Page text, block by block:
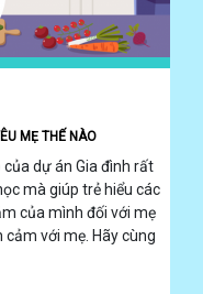
MẸ THẾ NÀO
của dự án Gia đình rất
mà giúp trẻ hiểu các
của mình đối với mẹ
với mẹ. Hãy cùng